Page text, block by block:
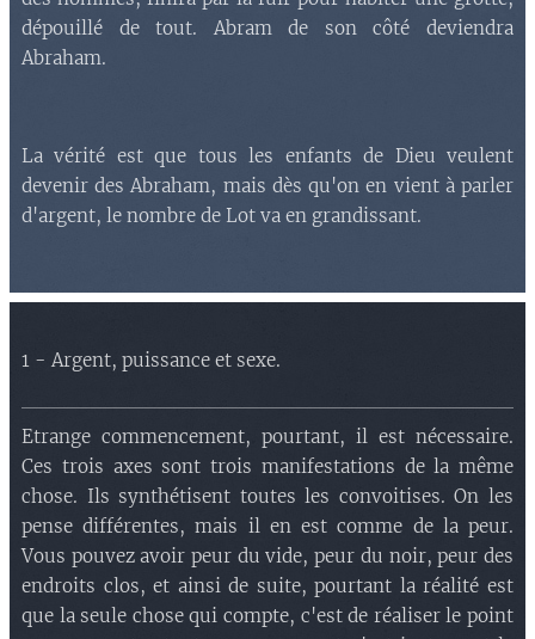
dépouillé de tout. Abram de son côté deviendra
Abraham.
La vérité est que tous les enfants de Dieu veulent
devenir des Abraham, mais dès qu'on en vient à parler
d'argent, le nombre de Lot va en grandissant.
1 - Argent, puissance et sexe.
Etrange commencement, pourtant, il est nécessaire.
Ces trois axes sont trois manifestations de la même
chose. Ils synthétisent toutes les convoitises. On les
pense différentes, mais il en est comme de la peur.
Vous pouvez avoir peur du vide, peur du noir, peur des
endroits clos, et ainsi de suite, pourtant la réalité est
que la seule chose qui compte, c'est de réaliser le point